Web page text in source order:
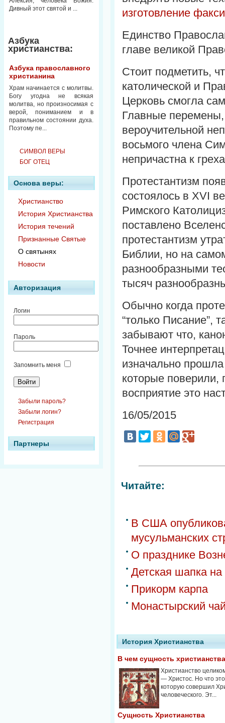
Дивный этот святой и ...
Азбука
христианства:
Азбука православного
христианина
Храм начинается с молитвы.
Богу угодна не всякая
молитва, но произносимая с
верой, пониманием и в
правильном состоянии духа.
Поэтому пе...
СИМВОЛ ВЕРЫ
БОГ ОТЕЦ
Основа веры:
Христианство
История Христианства
История течений
Признанные Святые
О святынях
Новости
Авторизация
Логин
Пароль
Запомнить меня
Забыли пароль?
Забыли логин?
Регистрация
Партнеры
изготовление
Единство
главе великой
Стоит подметить,
католической и
Церковь смогла
Главные перемены,
вероучительной
восьмого члена
непричастна к
Протестантизм
состоялось в XVI
Римского
поставлено
протестантизм
Библии, но на
разнообразными
тысяч
Обычно когда
“только Писание”,
забывают что,
Точнее
изначально
которые поверили,
восприятие это
16/05/2015
Читайте:
В США
мусульманских
О празднике
Детская шапка на
Прикорм карпа
Монастырский
История Христианства
В чем сущность христианства
Христианство
— Христос. Но что
которую совершил
человеческого. Эт...
Сущность Христианства